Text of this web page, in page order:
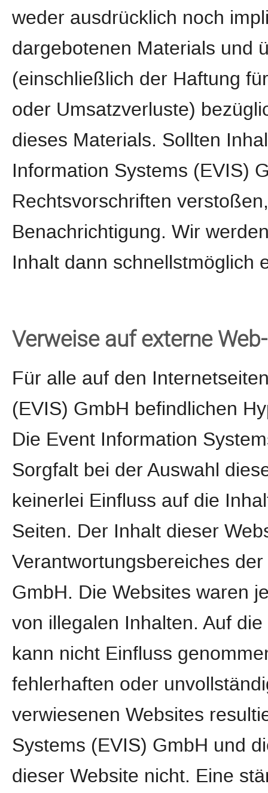
weder ausdrücklich noch
dargebotenen Materials und
(einschließlich der Haftung
oder Umsatzverluste)
dieses Materials. Sollten
Information Systems (EVIS)
Rechtsvorschriften
Benachrichtigung. Wir
Inhalt dann schnellstmöglich
Verweise auf externe
Für alle auf den
(EVIS) GmbH befindlichen
Die Event Information
Sorgfalt bei der Auswahl
keinerlei Einfluss auf die
Seiten. Der Inhalt dieser
Verantwortungsbereiches
GmbH. Die Websites waren
von illegalen Inhalten. Auf
kann nicht Einfluss
fehlerhaften oder
verwiesenen Websites
Systems (EVIS) GmbH und
dieser Website nicht. Eine